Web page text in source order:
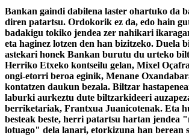
Bankan gaindi dabilena laster ohartuko da
diren patartsu. Ordokorik ez da, edo hain
badakigu tokiko jendea zer nahikari
eta haginez lotzen den han bizitzeko. Duela
astekari honek Bankan burutu du urteko
Herriko Etxeko kontseilu gelan, Mixel
ongi-etorri beroa eginik, Menane
kontatzen daukun bezala. Biltzar
laburki aurkeztu dute biltzarkideeri
berriketariak, Frantxua Juanicotenak. Eta
besteak beste, herri patartsu hartan jendea
lotuago" dela lanari, etorkizuna han berean